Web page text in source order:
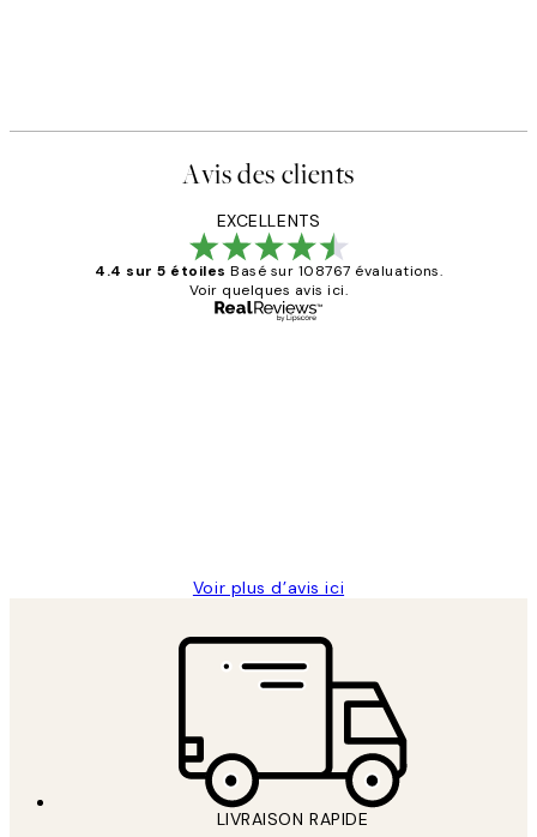
Avis des clients
EXCELLENTS
4.4 sur 5 étoiles Basé sur 108767 évaluations.
Voir quelques avis ici.
Voir plus d’avis ici
LIVRAISON RAPIDE